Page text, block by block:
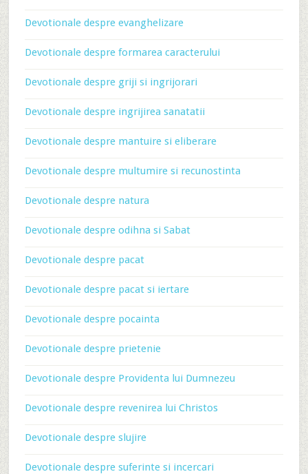
Devotionale despre evanghelizare
Devotionale despre formarea caracterului
Devotionale despre griji si ingrijorari
Devotionale despre ingrijirea sanatatii
Devotionale despre mantuire si eliberare
Devotionale despre multumire si recunostinta
Devotionale despre natura
Devotionale despre odihna si Sabat
Devotionale despre pacat
Devotionale despre pacat si iertare
Devotionale despre pocainta
Devotionale despre prietenie
Devotionale despre Providenta lui Dumnezeu
Devotionale despre revenirea lui Christos
Devotionale despre slujire
Devotionale despre suferinte si incercari